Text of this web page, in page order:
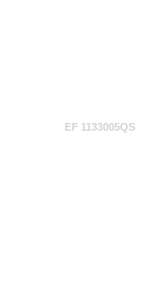
EF 1133005QS